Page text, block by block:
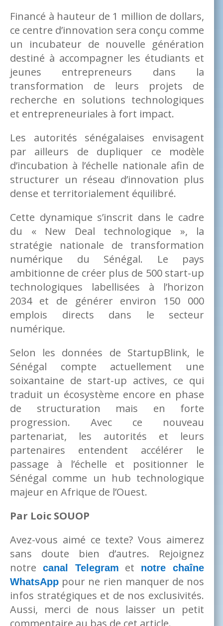
Financé à hauteur de 1 million de dollars,
ce centre d’innovation sera conçu comme
un incubateur de nouvelle génération
destiné à accompagner les étudiants et
jeunes entrepreneurs dans la
transformation de leurs projets de
recherche en solutions technologiques
et entrepreneuriales à fort impact.
Les autorités sénégalaises envisagent
par ailleurs de dupliquer ce modèle
d’incubation à l’échelle nationale afin de
structurer un réseau d’innovation plus
dense et territorialement équilibré.
Cette dynamique s’inscrit dans le cadre
du « New Deal technologique », la
stratégie nationale de transformation
numérique du Sénégal. Le pays
ambitionne de créer plus de 500 start-up
technologiques labellisées à l’horizon
2034 et de générer environ 150 000
emplois directs dans le secteur
numérique.
Selon les données de StartupBlink, le
Sénégal compte actuellement une
soixantaine de start-up actives, ce qui
traduit un écosystème encore en phase
de structuration mais en forte
progression. Avec ce nouveau
partenariat, les autorités et leurs
partenaires entendent accélérer le
passage à l’échelle et positionner le
Sénégal comme un hub technologique
majeur en Afrique de l’Ouest.
Par Loic SOUOP
Avez-vous aimé ce texte? Vous aimerez
sans doute bien d’autres. Rejoignez
notre
canal Telegram et
notre chaîne
WhatsApp pour ne rien manquer de nos
infos stratégiques et de nos exclusivités.
Aussi, merci de nous laisser un petit